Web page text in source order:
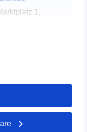
1,
data.europa.eu:
la data